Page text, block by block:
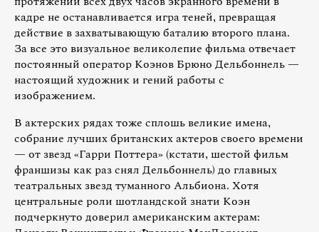
кадре не останавливается игра теней, превращая
действие в захватывающую баталию второго плана.
За все это визуальное великолепие фильма отвечает
постоянный оператор Коэнов Брюно Дельбоннель —
настоящий художник и гений работы с
изображением.
В актерских рядах тоже сплошь великие имена,
собрание лучших британских актеров своего времени
— от звезд «Гарри Поттера» (кстати, шестой фильм
франшизы как раз снял Дельбоннель) до главных
театральных звезд туманного Альбиона. Хотя
центральные роли шотландской знати Коэн
подчеркнуто доверил американским актерам: